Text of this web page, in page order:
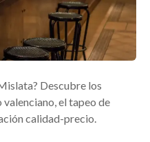
Descubre los
el tapeo de
calidad-precio.